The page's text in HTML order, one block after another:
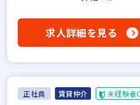
求人詳細を見る
正社員 賃貸仲介 未経験者